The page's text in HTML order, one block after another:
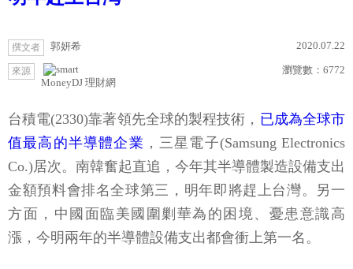
撰文者 郭妍希 2020.07.22
來源
MoneyDJ 理財網
瀏覽數： 6772
台積電(2330)靠著領先全球的製程技術， 已成為全球市
值最高的半導體企業 ，三星電子(Samsung Electronics
Co.)居次。南韓奮起直追，今年其半導體製造設備支出
金額預料會排名全球第三，明年即將趕上台灣。另一
方面，中國面臨美國圍剿華為的困境、憂患意識高
漲，今明兩年的半導體設備支出都會衝上第一名。